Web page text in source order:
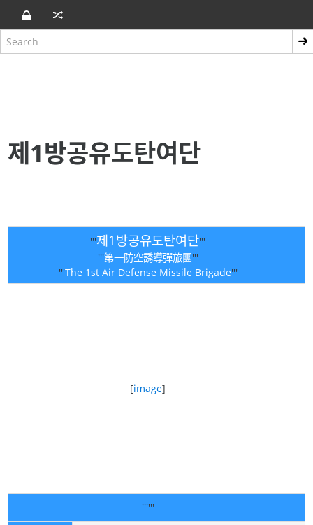
제1방공유도탄여단
'''제1방공유도탄여단'''
'''第一防空誘導彈旅團'''
'''The 1st Air Defense Missile Brigade'''
[image]
''''''